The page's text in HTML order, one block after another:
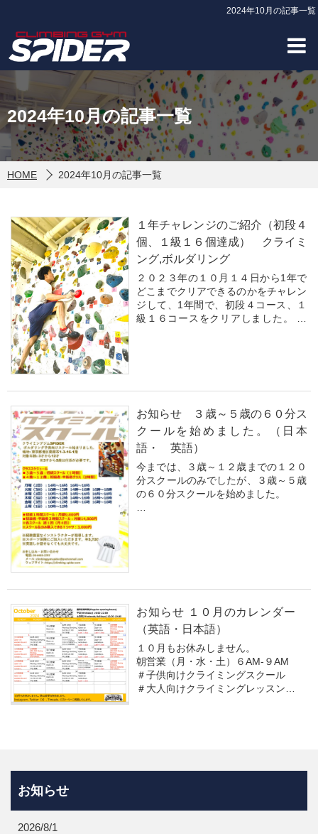
2024年10月の記事一覧
2024年10月の記事一覧
HOME 2024年10月の記事一覧
１年チャレンジのご紹介（初段４
個、１級１６個達成） クライミ
ング,ボルダリング
２０２３年の１０月１４日から1年で
どこまでクリアできるのかをチャレン
ジして、1年間で、初段４コース、１
級１６コースをクリアしました。 １
ずーっとできない課...
お知らせ ３歳～５歳の６０分ス
クールを始めました。（日本
語・ 英語）
今までは、３歳～１２歳までの１２０
分スクールのみでしたが、３歳～５歳
の６０分スクールを始めました。
お知らせ １０月のカレンダー
（英語・日本語）
１０月もお休みしません。
朝営業（月・水・土）６AM-９AM
＃子供向けクライミングスクール
＃大人向けクライミングレッスン
お知らせ
2026/8/1